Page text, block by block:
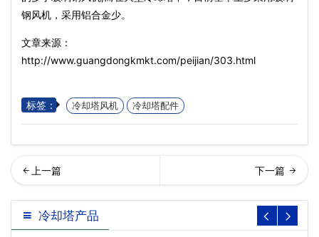
钢风机，采用铝合金少。
文章来源：
http://www.guangdongkmkt.com/peijian/303.html
标签： 冷却塔风机 冷却塔配件
却塔风机噪音来源,冷却塔风
机选型…
回列表
冷却塔产品